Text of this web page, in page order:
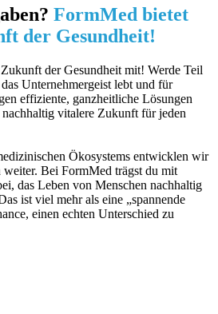
FormMed bietet
der Gesundheit!
der Gesundheit mit! Werde Teil
Unternehmergeist lebt und für
effiziente, ganzheitliche Lösungen
vitalere Zukunft für jeden
Ökosystems entwicklen wir
Bei FormMed trägst du mit
das Leben von Menschen nachhaltig
ist viel mehr als eine „spannende
einen echten Unterschied zu